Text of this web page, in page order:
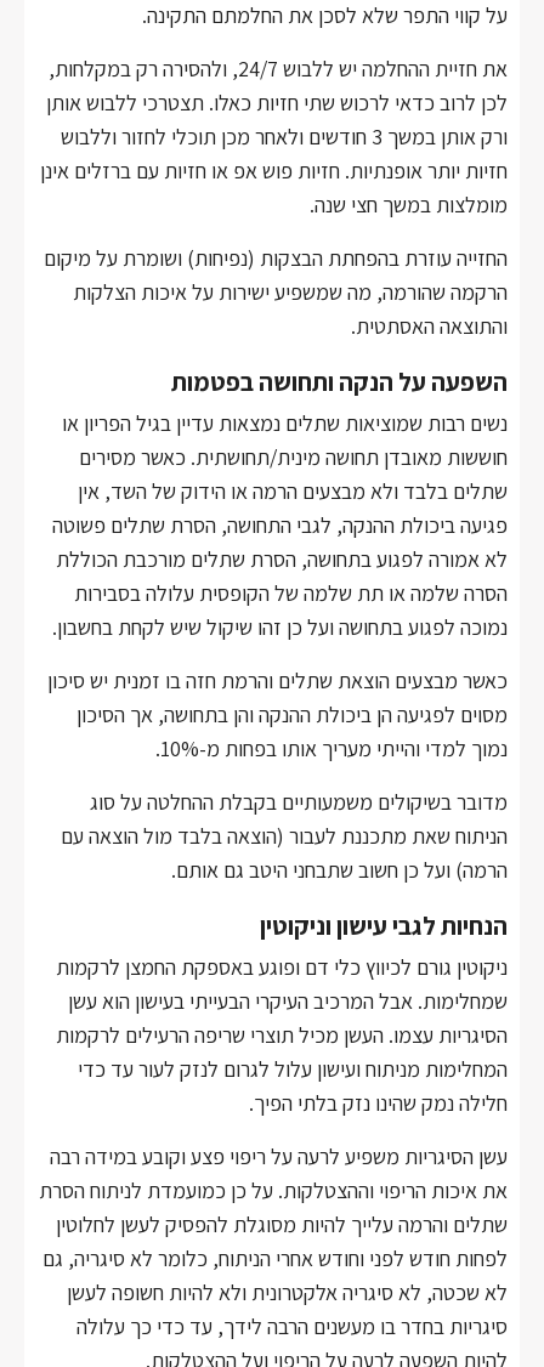
על קווי התפר שלא לסכן את החלמתם התקינה.
את חזיית ההחלמה יש ללבוש 24/7, ולהסירה רק במקלחות,
לכן לרוב כדאי לרכוש שתי חזיות כאלו. תצטרכי ללבוש אותן
ורק אותן במשך 3 חודשים ולאחר מכן תוכלי לחזור וללבוש
חזיות יותר אופנתיות. חזיות פוש אפ או חזיות עם ברזלים אינן
מומלצות במשך חצי שנה.
החזייה עוזרת בהפחתת הבצקות (נפיחות) ושומרת על מיקום
הרקמה שהורמה, מה שמשפיע ישירות על איכות הצלקות
והתוצאה האסתטית.
השפעה על הנקה ותחושה בפטמות
נשים רבות שמוציאות שתלים נמצאות עדיין בגיל הפריון או
חוששות מאובדן תחושה מינית/תחושתית. כאשר מסירים
שתלים בלבד ולא מבצעים הרמה או הידוק של השד, אין
פגיעה ביכולת ההנקה, לגבי התחושה, הסרת שתלים פשוטה
לא אמורה לפגוע בתחושה, הסרת שתלים מורכבת הכוללת
הסרה שלמה או תת שלמה של הקופסית עלולה בסבירות
נמוכה לפגוע בתחושה ועל כן זהו שיקול שיש לקחת בחשבון.
כאשר מבצעים הוצאת שתלים והרמת חזה בו זמנית יש סיכון
מסוים לפגיעה הן ביכולת ההנקה והן בתחושה, אך הסיכון
נמוך למדי והייתי מעריך אותו בפחות מ-10%.
מדובר בשיקולים משמעותיים בקבלת ההחלטה על סוג
הניתוח שאת מתכננת לעבור (הוצאה בלבד מול הוצאה עם
הרמה) ועל כן חשוב שתבחני היטב גם אותם.
הנחיות לגבי עישון וניקוטין
ניקוטין גורם לכיווץ כלי דם ופוגע באספקת החמצן לרקמות
שמחלימות. אבל המרכיב העיקרי הבעייתי בעישון הוא עשן
הסיגריות עצמו. העשן מכיל תוצרי שריפה הרעילים לרקמות
המחלימות מניתוח ועישון עלול לגרום לנזק לעור עד כדי
חלילה נמק שהינו נזק בלתי הפיך.
עשן הסיגריות משפיע לרעה על ריפוי פצע וקובע במידה רבה
את איכות הריפוי וההצטלקות. על כן כמועמדת לניתוח הסרת
שתלים והרמה עלייך להיות מסוגלת להפסיק לעשן לחלוטין
לפחות חודש לפני וחודש אחרי הניתוח, כלומר לא סיגריה, גם
לא שכטה, לא סיגריה אלקטרונית ולא להיות חשופה לעשן
סיגריות בחדר בו מעשנים הרבה לידך, עד כדי כך עלולה
להיות השפעה לרעה על הריפוי ועל ההצטלקות.